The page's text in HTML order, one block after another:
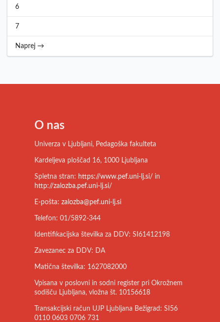
6
7
Naprej →
O nas
Univerza v Ljubljani, Pedagoška fakulteta
Kardeljeva ploščad 16, 1000 Ljubljana
Spletna stran: https://www.pef.uni-lj.si/ in
http://zalozba.pef.uni-lj.si/
E-pošta: zalozba@pef.uni-lj.si
Telefon: 01/5892-344
Identifikacijska številka za DDV: SI61412198
Zavezanec za DDV: DA
Matična številka: 1627082000
Vpisana v poslovni in sodni register pri Okrožnem
sodišču Ljubljana, vložna št. 10156618
Transakcijski račun UJP Ljubljana Bežigrad: SI56
0110 0603 0706 731